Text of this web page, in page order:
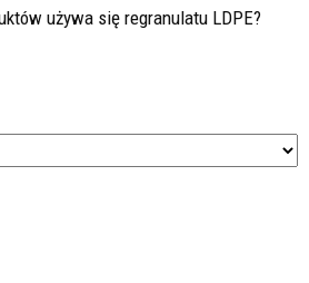
używa się regranulatu LDPE?